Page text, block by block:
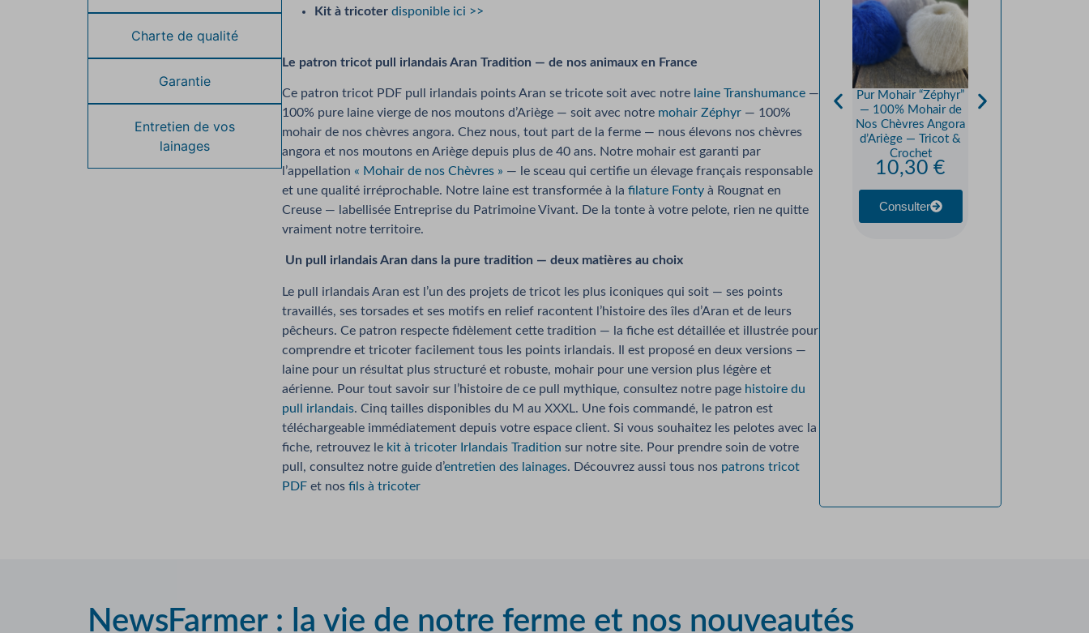
Charte de qualité
Garantie
Entretien de vos
lainages
Kit à tricoter disponible ici >>
Le patron tricot pull irlandais Aran Tradition — de nos animaux en France
Ce patron tricot PDF pull irlandais points Aran se tricote soit avec notre laine Transhumance—
100% pure laine vierge de nos moutons d’Ariège — soit avec notre mohair Zéphyr— 100%
mohair de nos chèvres angora. Chez nous, tout part de la ferme — nous élevons nos chèvres
angora et nos moutons en Ariège depuis plus de 40 ans. Notre mohair est garanti par
l’appellation « Mohair de nos Chèvres » — le sceau qui certifie un élevage français responsable
et une qualité irréprochable. Notre laine est transformée à la filature Fontyà Rougnat en
Creuse — labellisée Entreprise du Patrimoine Vivant. De la tonte à votre pelote, rien ne quitte
vraiment notre territoire.
Un pull irlandais Aran dans la pure tradition — deux matières au choix
Le pull irlandais Aran est l’un des projets de tricot les plus iconiques qui soit — ses points
travaillés, ses torsades et ses motifs en relief racontent l’histoire des îles d’Aran et de leurs
pêcheurs. Ce patron respecte fidèlement cette tradition — la fiche est détaillée et illustrée pour
comprendre et tricoter facilement tous les points irlandais. Il est proposé en deux versions —
laine pour un résultat plus structuré et robuste, mohair pour une version plus légère et
aérienne. Pour tout savoir sur l’histoire de ce pull mythique, consultez notre page histoire du
pull irlandais. Cinq tailles disponibles du M au XXXL. Une fois commandé, le patron est
téléchargeable immédiatement depuis votre espace client. Si vous souhaitez les pelotes avec la
fiche, retrouvez le kit à tricoter Irlandais Tradition sur notre site. Pour prendre soin de votre
pull, consultez notre guide d’entretien des lainages. Découvrez aussi tous nos patrons tricot
PDFet nos fils à tricoter
Pur Mohair “Zéphyr”
— 100% Mohair de
Nos Chèvres Angora
d’Ariège — Tricot &
Crochet
10,30€
Consulter
Préciolaine — Mohair
Soie et Pure Laine —
NewsFarmer : la vie de notre ferme et nos nouveautés